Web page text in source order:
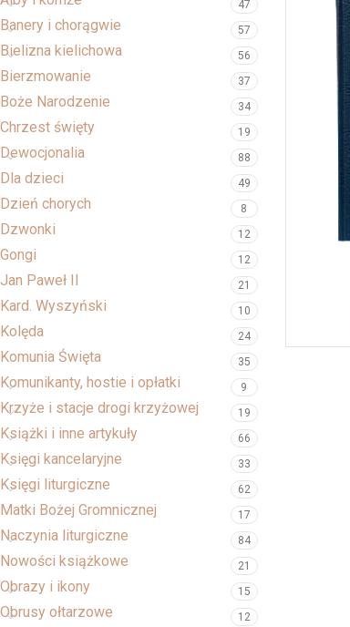
47
Banery i chorągwie 57
Bielizna kielichowa 56
Bierzmowanie 37
Boże Narodzenie 34
Chrzest święty 19
Dewocjonalia 88
Dla dzieci 49
Dzień chorych 8
Dzwonki 12
Gongi 12
Jan Paweł II 21
Kard. Wyszyński 10
Kolęda 24
Komunia Święta 35
Komunikanty, hostie i opłatki 9
Krzyże i stacje drogi krzyżowej 19
Książki i inne artykuły 66
Księgi kancelaryjne 33
Księgi liturgiczne 62
Matki Bożej Gromnicznej 17
Naczynia liturgiczne 84
Nowości książkowe 21
Obrazy i ikony 15
Obrusy ołtarzowe 12